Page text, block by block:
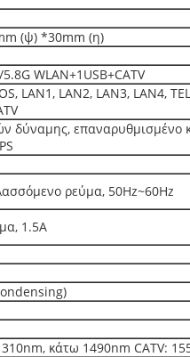
(ψ) *30mm (η)
WLAN+1USB+CATV
LAN1, LAN2, LAN3, LAN4,
δύναμης, επαναρυθμισμένο
ρεύμα, 50Hz~60Hz
1.5A
κάτω 1490nm CATV: